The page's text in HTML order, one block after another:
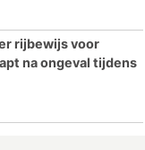
rijbewijs voor
na ongeval tijdens